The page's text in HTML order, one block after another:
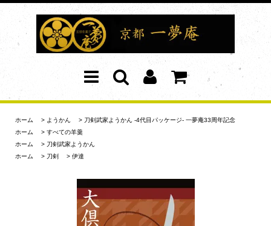
ホーム > ようかん > 刀剣武家ようかん -4代目パッケージ- 一夢庵33周年記念
ホーム
> すべての羊羹
ホーム
> 刀剣武家ようかん
ホーム
> 刀剣 > 伊達